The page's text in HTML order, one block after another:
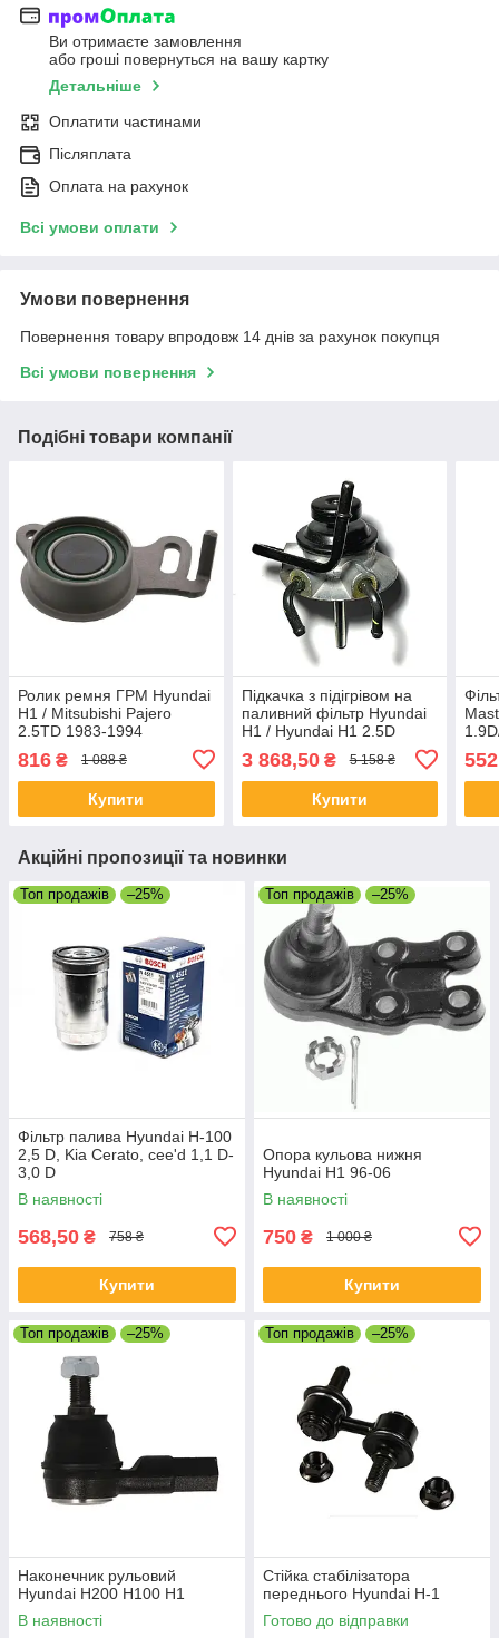
Ви отримаєте замовлення
або гроші повернуться на вашу картку
Детальніше
Оплатити частинами
Післяплата
Оплата на рахунок
Всі умови оплати
Умови повернення
Повернення товару впродовж 14 днів за рахунок покупця
Всі умови повернення
Подібні товари компанії
Ролик ремня ГРМ Hyundai
H1 / Mitsubishi Pajero
2.5TD 1983-1994
816 ₴ 1 088 ₴
Купити
Підкачка з підігрівом на
паливний фільтр Hyundai
H1 / Hyundai H1 2.5D
3 868,50₴ 5 158 ₴
Купити
552
Акційні пропозиції та новинки
Топ продажів –25%
Фільтр палива Hyundai H-100
2,5 D, Kia Cerato, cee'd 1,1 D-
3,0 D
В наявності
568,50 ₴ 758 ₴
Купити
Топ продажів –25%
Опора кульова нижня
Hyundai H1 96-06
В наявності
750 ₴ 1 000 ₴
Купити
Топ продажів –25%
Наконечник рульовий
Hyundai H200 H100 H1
В наявності
Топ продажів –25%
Стійка стабілізатора
переднього Hyundai H-1
Готово до відправки